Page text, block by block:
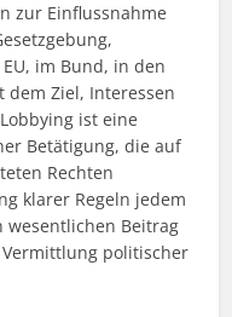
zur Einflussnahme
im Bund, in den
dem Ziel, Interessen
ist eine
Betätigung, die auf
Rechten
klarer Regeln jedem
wesentlichen Beitrag
politischer